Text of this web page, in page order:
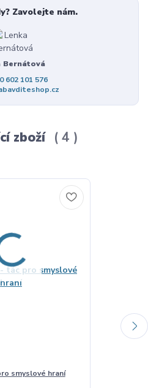
Zavolejte nám.
Bernátová
602 101 576
zboží 4
smyslové hraní